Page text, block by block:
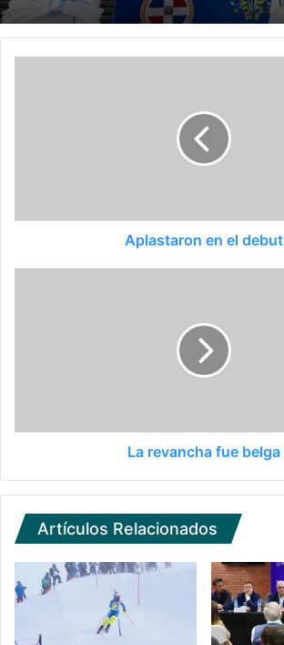
Aplastaron en el debut
La revancha fue belga
Artículos Relacionados